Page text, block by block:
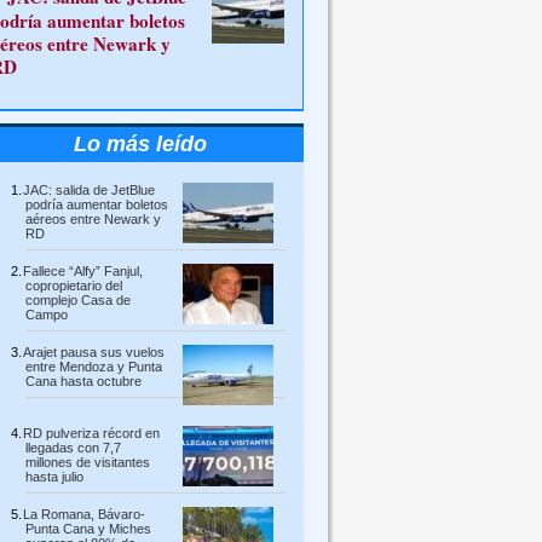
aumentar boletos
entre Newark y
Lo más leído
JAC: salida de JetBlue
podría aumentar boletos
aéreos entre Newark y
RD
Fallece “Alfy” Fanjul,
copropietario del
complejo Casa de
Campo
Arajet pausa sus vuelos
entre Mendoza y Punta
Cana hasta octubre
RD pulveriza récord en
llegadas con 7,7
millones de visitantes
hasta julio
La Romana, Bávaro-
Punta Cana y Miches